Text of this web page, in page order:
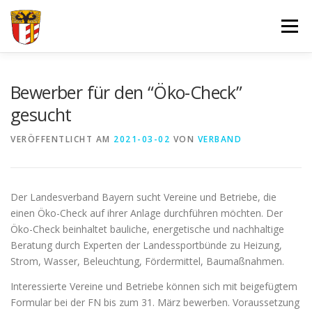
Zum
Inhalt
springen
Menü
Bewerber für den “Öko-Check”
gesucht
VERÖFFENTLICHT AM 2021-03-02 VON VERBAND
Der Landesverband Bayern sucht Vereine und Betriebe, die
einen Öko-Check auf ihrer Anlage durchführen möchten. Der
Öko-Check beinhaltet bauliche, energetische und nachhaltige
Beratung durch Experten der Landessportbünde zu Heizung,
Strom, Wasser, Beleuchtung, Fördermittel, Baumaßnahmen.
Interessierte Vereine und Betriebe können sich mit beigefügtem
Formular bei der FN bis zum 31. März bewerben. Voraussetzung